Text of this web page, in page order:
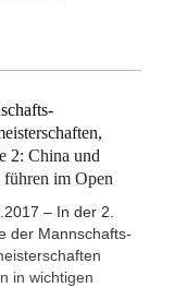
2: China und
führen im Open
– In der 2.
der Mannschafts-
in wichtigen